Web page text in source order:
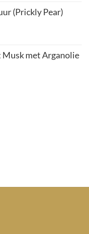
(Prickly Pear)
met Arganolie